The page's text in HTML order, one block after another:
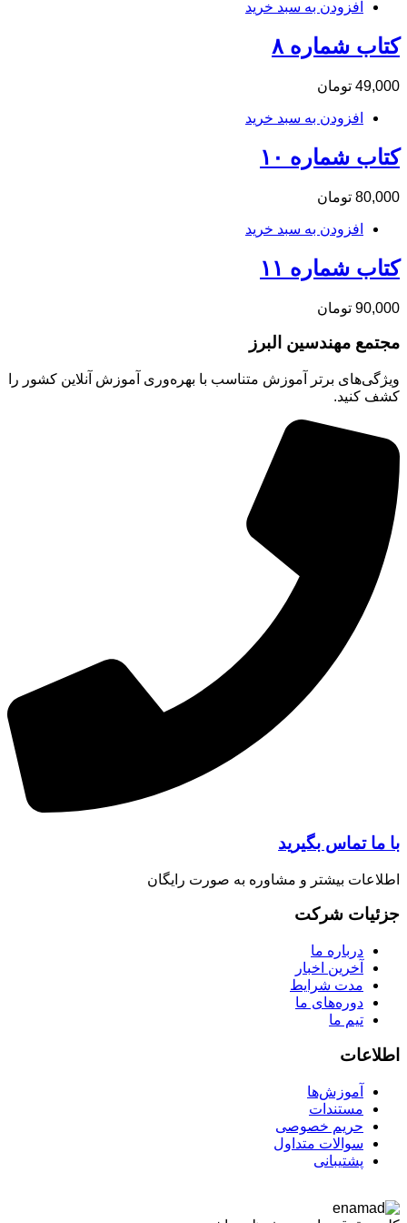
69,000 تومانافزودن به سبد خرید
شماره ۸
تومان
افزودن به سبد خرید
شماره ۱۰
تومان
افزودن به سبد خرید
شماره ۱۱
تومان
مهندسین البرز
برتر آموزش متناسب با بهره‌وری آموزش آنلاین کشور را
کنید.
تماس بگیرید
بیشتر و مشاوره به صورت رایگان
شرکت
درباره ما
آخرین اخبار
مدت شرایط
دوره‌های ما
تیم ما
آموزش‌ها
مستندات
حریم خصوصی
سوالات متداول
پشتیبانی